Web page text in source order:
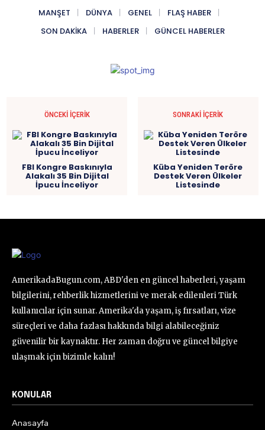
MANŞET DÜNYA GENEL
FLAŞ HABER
SON DAKIKA
HABERLER GÜNCEL HABERLER
ÖNCEKI İÇERIK
FBI Kongre Baskınıyla
Alakalı 35 Bin Dijital
İpucu İnceliyor
SONRAKI İÇERIK
Küba Yeniden Teröre
Destek Veren Ülkeler
Listesinde
AmerikadaBugun.com, ABD'den en güncel haberleri, yaşam
bilgilerini, rehberlik hizmetlerini ve merak edilenleri Türk
kullanıcılar için sunar. Amerika'da yaşam, iş fırsatları, vize
süreçleri ve daha fazlası hakkında bilgi alabileceğiniz
güvenilir bir kaynaktır. Her zaman doğru ve güncel bilgiye
ulaşmak için bizimle kalın!
KONULAR
Anasayfa